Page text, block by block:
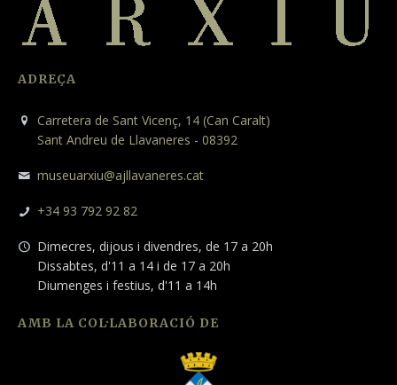
ADREÇA
Carretera de Sant Vicenç, 14 (Can Caralt)
Sant Andreu de Llavaneres - 08392
museuarxiu@ajllavaneres.cat
+34 93 792 92 82
Dimecres, dijous i divendres, de 17 a 20h
Dissabtes, d'11 a 14 i de 17 a 20h
Diumenges i festius, d'11 a 14h
AMB LA COL·LABORACIÓ DE